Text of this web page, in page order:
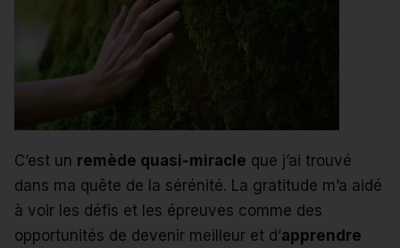
C’est un remède quasi-miracle que j’ai trouvé
dans ma quête de la sérénité. La gratitude m’a aidé
à voir les défis et les épreuves comme des
opportunités de devenir meilleur et d’apprendre